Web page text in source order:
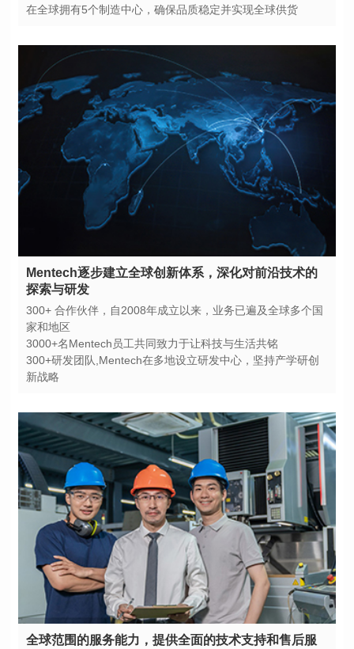
在全球拥有5个制造中心，确保品质稳定并实现全球供货
探索与研发
家和地区
3000+名Mentech员工共同致力于让科技与生活共铭
新战略